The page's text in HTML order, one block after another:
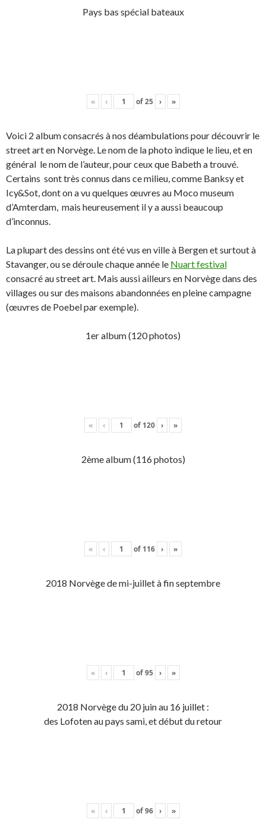
Pays bas spécial bateaux
« ‹ of25 › »
Voici 2 album consacrés à nos déambulations pour découvrir le
street art en Norvège. Le nom de la photo indique le lieu, et en
général le nom de l’auteur, pour ceux que Babeth a trouvé.
Certains sont très connus dans ce milieu, comme Banksy et
Icy&Sot, dont on a vu quelques œuvres au Moco museum
d’Amterdam, mais heureusement il y a aussi beaucoup
d’inconnus.
La plupart des dessins ont été vus en ville à Bergen et surtout à
Stavanger, ou se déroule chaque année le Nuart festival
consacré au street art. Mais aussi ailleurs en Norvège dans des
villages ou sur des maisons abandonnées en pleine campagne
(œuvres de Poebel par exemple).
1er album (120 photos)
« ‹ of 120 › »
2ème album (116 photos)
« ‹ of 116 › »
2018 Norvège de mi-juillet à fin septembre
« ‹ of95 › »
2018 Norvège du 20 juin au 16 juillet :
des Lofoten au pays sami, et début du retour
« ‹ of96 › »